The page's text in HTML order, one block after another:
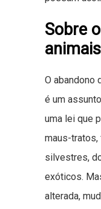
Sobre
animais
O abandono
é um
uma lei que
maus-tratos,
silvestres,
exóticos.
alterada,